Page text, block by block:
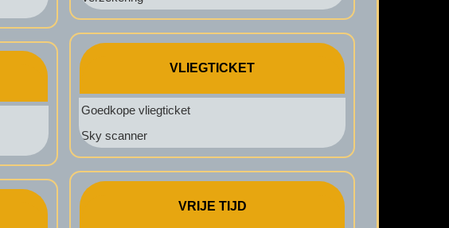
VLIEGTICKET
Goedkope vliegticket
Sky scanner
VRIJE TIJD